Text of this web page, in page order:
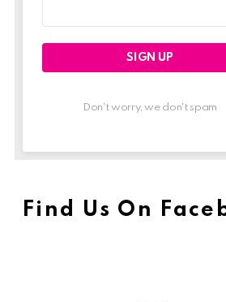
Don't worry, we don't spam
Find Us On